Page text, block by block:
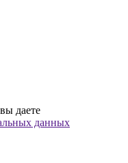
даете
данных